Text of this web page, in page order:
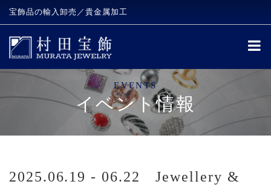
宝飾品の輸入卸売／貴金属加工
EVENTS
イベント情報
2025.06.19 - 06.22 Jewellery &